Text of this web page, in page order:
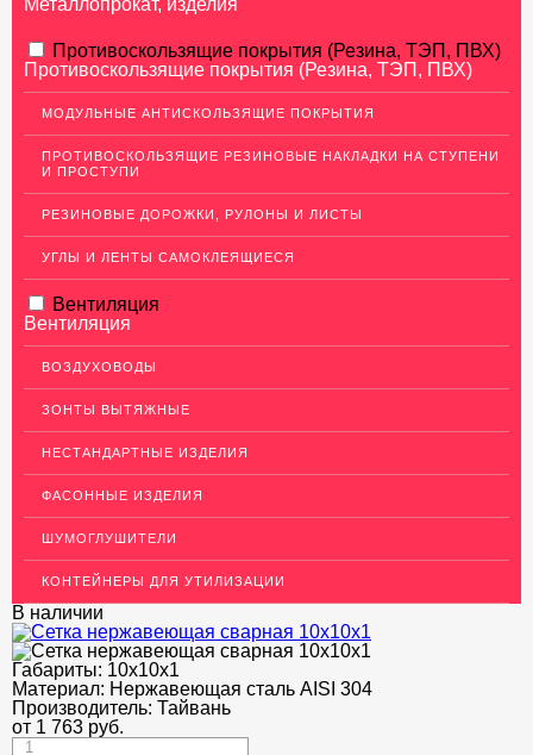
Металлопрокат, изделия
АЛЮМИНИЕВЫЙ ПРОКАТ
НЕРЖАВЕЮЩАЯ СТАЛЬ
Нержавеющие листы
Уголки из нержавеющей стали
Полоса из нержавейки
Нержавеющие трубы
ПВЛ-листы
Сетка из нержавейки
МЕДНЫЙ ПРОКАТ
ЛАТУННЫЙ ПРОКАТ
ДЕКОР НЕРЖАВЕЙКА
ОГРАЖДЕНИЯ ДЛЯ ЛЕСТНИЦ
ЭЛЕКТРОДЫ
ДЕКОРАТИВНЫЙ УГОЛОК
МЕТАЛЛИЧЕСКИЕ ПОРОГИ НАПОЛЬНЫЕ (ДЛЯ ПОЛА),
РАСКЛАДКА, ПЛИНТУС
Противоскользящие покрытия (Резина, ТЭП, ПВХ)
Противоскользящие покрытия (Резина, ТЭП, ПВХ)
МОДУЛЬНЫЕ АНТИСКОЛЬЗЯЩИЕ ПОКРЫТИЯ
ПРОТИВОСКОЛЬЗЯЩИЕ РЕЗИНОВЫЕ НАКЛАДКИ НА СТУПЕНИ
И ПРОСТУПИ
РЕЗИНОВЫЕ ДОРОЖКИ, РУЛОНЫ И ЛИСТЫ
УГЛЫ И ЛЕНТЫ САМОКЛЕЯЩИЕСЯ
Вентиляция
Вентиляция
ВОЗДУХОВОДЫ
ЗОНТЫ ВЫТЯЖНЫЕ
НЕСТАНДАРТНЫЕ ИЗДЕЛИЯ
ФАСОННЫЕ ИЗДЕЛИЯ
ШУМОГЛУШИТЕЛИ
КОНТЕЙНЕРЫ ДЛЯ УТИЛИЗАЦИИ
В наличии
Габариты: 10х10х1
Материал: Нержавеющая сталь AISI 304
Производитель: Тайвань
от 1 763 руб.